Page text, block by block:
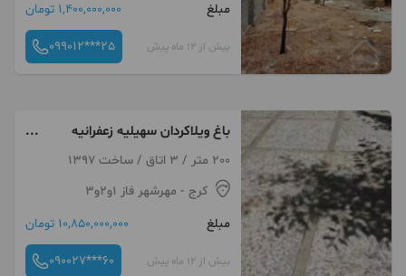
مبلغ
1,400,000,000 تومان
بیش از 12 ماه پیش 099012***25
باغ ویلاکردان سهیلیه زعفرانیه
چهارباغ/ تهاتر/خودرو
200 متر / 3 اتاق / ساخت 1397
کرج - مهرشهر فاز ۱و۲و۳
مبلغ
10,850,000,000 تومان
بیش از 12 ماه پیش 090027***60